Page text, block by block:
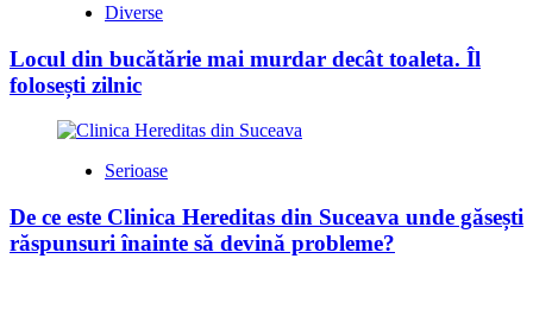
Diverse
Locul din bucătărie mai murdar decât toaleta. Îl
folosești zilnic
Serioase
De ce este Clinica Hereditas din Suceava unde găsești
răspunsuri înainte să devină probleme?